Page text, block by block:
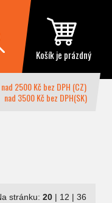
Košík je prázdný
nad 2500 Kč bez DPH (CZ)
nad 3500 Kč bez DPH(SK)
stránku: 20 12 36